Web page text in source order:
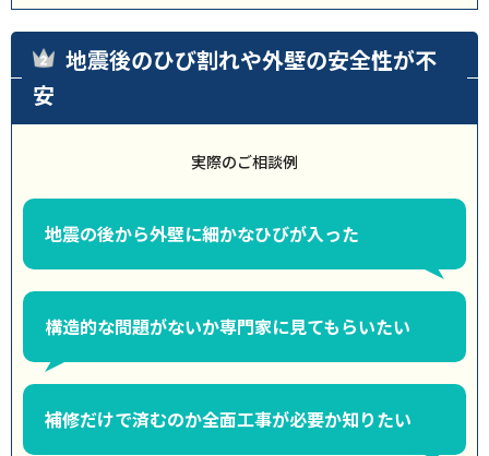
地震後のひび割れや外壁の安全性が不
安
実際のご相談例
地震の後から外壁に細かなひびが入った
構造的な問題がないか専門家に見てもらいたい
補修だけで済むのか全面工事が必要か知りたい